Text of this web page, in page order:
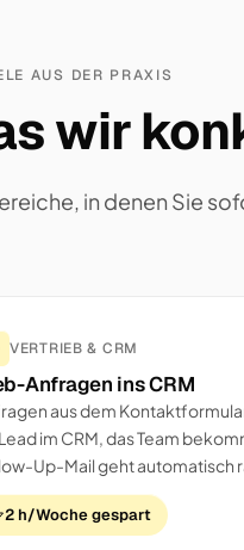
AUS DER PRAXIS
wir
in denen Sie
VERTRIEB & CRM
Anfragen ins CRM
aus dem
im CRM, das Team
Up-Mail geht automatisch
2 h/Woche gespart